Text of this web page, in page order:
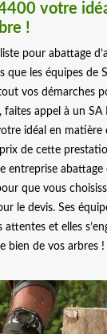
votre
!
pour abattage
que les équipes de
vos démarches
faites appel à un SA
idéal en matière
de cette
entreprise
que vous
le devis. Ses
attentes et elles
bien de vos arbres !